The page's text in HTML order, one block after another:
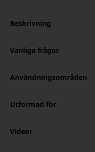
Beskrivning
Vanliga frågor
Användningsområden
Utformad för
Videor